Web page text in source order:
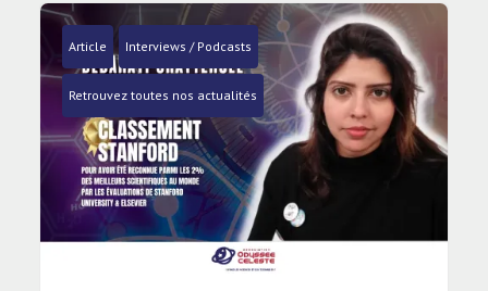
Article Interviews / Podcasts
Retrouvez toutes nos actualités